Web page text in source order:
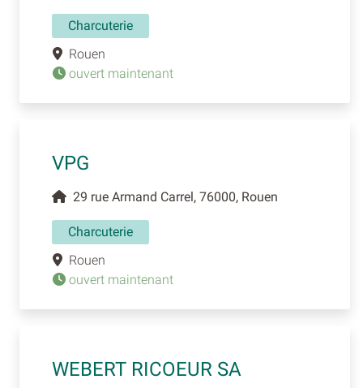
Charcuterie
Rouen
ouvert maintenant
VPG
29 rue Armand Carrel, 76000, Rouen
Charcuterie
Rouen
ouvert maintenant
WEBERT RICOEUR SA